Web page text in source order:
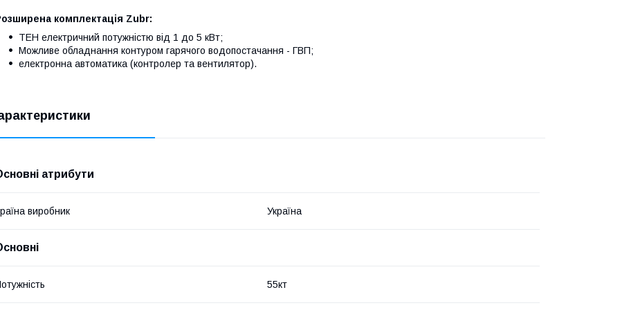
комплектація Zubr:
ТЕН електричний потужністю від 1 до 5 кВт;
Можливе обладнання контуром гарячого водопостачання - ГВП;
електронна автоматика (контролер та вентилятор).
атрибути
виробник Україна
55кт